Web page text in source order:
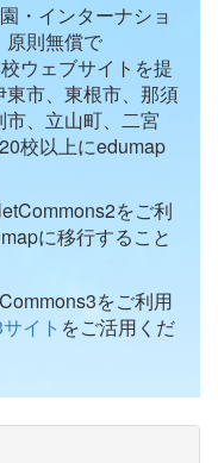
・インターナショ
原則無償で
ウェブサイトを提
市、東根市、那須
、立山町、二宮
校以上にedumap
をご利
に移行すること
をご利用
イト をご活用くだ